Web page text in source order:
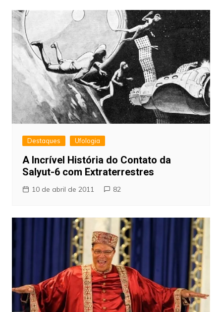
Destaques Ufologia
A Incrível História do Contato da
Salyut-6 com Extraterrestres
10 de abril de 2011 82